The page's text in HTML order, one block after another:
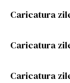
Caricatura
Caricatura
Caricatura